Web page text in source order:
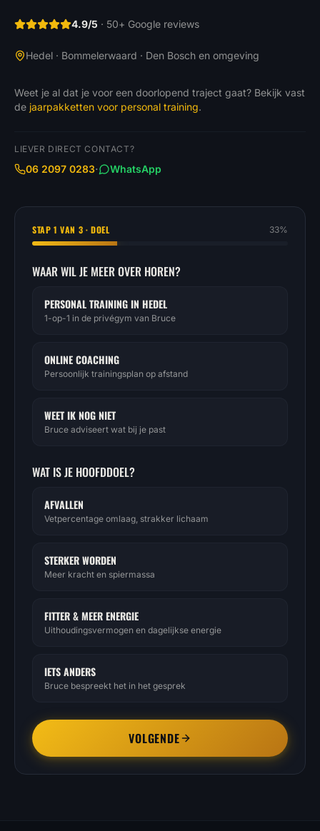
4.9/5 · 50+ Google reviews
Hedel · Bommelerwaard · Den Bosch en omgeving
Weet je al dat je voor een doorlopend traject gaat? Bekijk vast
de jaarpakketten voor personal training.
LIEVER DIRECT CONTACT?
06 2097 0283· WhatsApp
STAP 1 VAN 3 · DOEL 33%
WAAR WIL JE MEER OVER HOREN?
PERSONAL TRAINING IN HEDEL
1-op-1 in de privégym van Bruce
ONLINE COACHING
Persoonlijk trainingsplan op afstand
WEET IK NOG NIET
Bruce adviseert wat bij je past
WAT IS JE HOOFDDOEL?
AFVALLEN
Vetpercentage omlaag, strakker lichaam
STERKER WORDEN
Meer kracht en spiermassa
FITTER & MEER ENERGIE
Uithoudingsvermogen en dagelijkse energie
IETS ANDERS
Bruce bespreekt het in het gesprek
VOLGENDE